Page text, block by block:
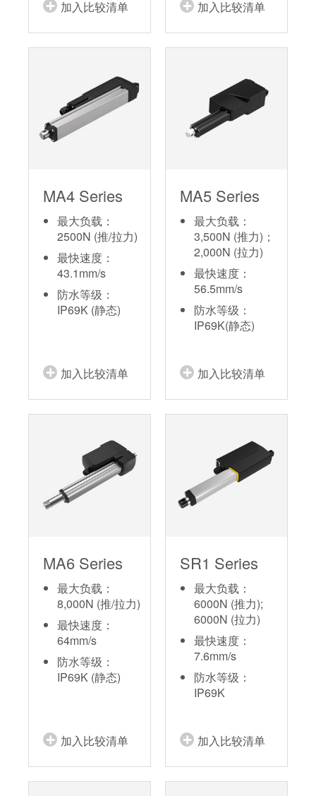
加入比较清单 加入比较清单
MA4 Series
最大负载：
2500N (推/拉力)
最快速度：
43.1mm/s
防水等级：
IP69K (静态)
加入比较清单
MA5 Series
最大负载：
3,500N (推力)；
2,000N (拉力)
最快速度：
56.5mm/s
防水等级：
IP69K(静态)
加入比较清单
MA6 Series
最大负载：
8,000N (推/拉力)
最快速度：
64mm/s
防水等级：
IP69K (静态)
加入比较清单
SR1 Series
最大负载：
6000N (推力);
6000N (拉力)
最快速度：
7.6mm/s
防水等级：
IP69K
加入比较清单